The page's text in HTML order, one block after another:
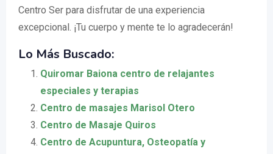
Centro Ser para disfrutar de una experiencia
excepcional. ¡Tu cuerpo y mente te lo agradecerán!
Lo Más Buscado:
Quiromar Baiona centro de relajantes
especiales y terapias
Centro de masajes Marisol Otero
Centro de Masaje Quiros
Centro de Acupuntura, Osteopatía y